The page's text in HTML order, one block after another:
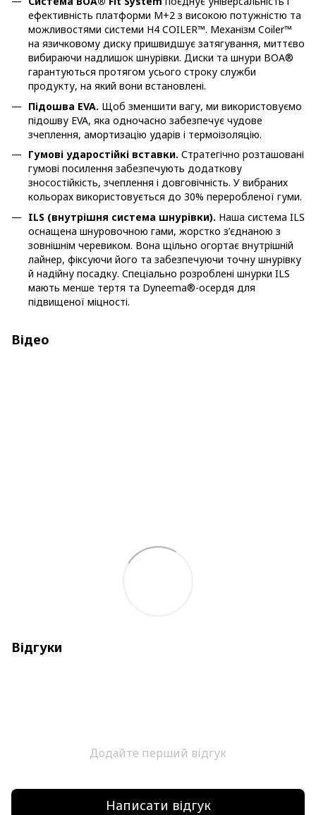
ефективність платформи M+2 з високою потужністю та
можливостями системи H4 COILER™. Механізм Coiler™
на язичковому диску пришвидшує затягування, миттєво
вибираючи надлишок шнурівки. Диски та шнури BOA®
гарантуються протягом усього строку служби
продукту, на який вони встановлені.
Підошва EVA. Щоб зменшити вагу, ми використовуємо
підошву EVA, яка одночасно забезпечує чудове
зчеплення, амортизацію ударів і термоізоляцію.
Гумові ударостійкі вставки. Стратегічно розташовані
гумові посилення забезпечують додаткову
зносостійкість, зчеплення і довговічність. У вибраних
кольорах використовується до 30% переробленої гуми.
ILS (внутрішня система шнурівки). Наша система ILS
оснащена шнуровочною гами, жорстко з’єднаною з
зовнішнім черевиком. Вона щільно огортає внутрішній
лайнер, фіксуючи його та забезпечуючи точну шнурівку
й надійну посадку. Спеціально розроблені шнурки ILS
мають менше тертя та Dyneema®-осердя для
підвищеної міцності.
Відео
Відгуки
Додайте перший відгук
Написати відгук